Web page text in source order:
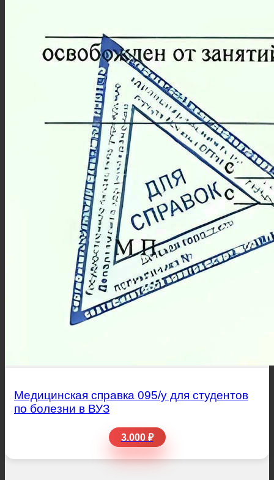
Медицинская справка 095/у для студентов
по болезни в ВУЗ
3.000 ₽